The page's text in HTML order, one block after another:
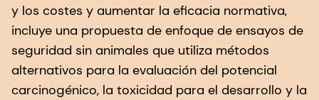
y los costes y aumentar la eficacia normativa,
incluye una propuesta de enfoque de ensayos de
seguridad sin animales que utiliza métodos
alternativos para la evaluación del potencial
carcinogénico, la toxicidad para el desarrollo y la